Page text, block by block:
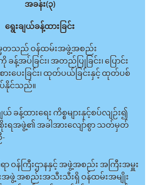
အခန်း(၃)
ရွေးချယ်ခန့်ထားခြင်း
မတသည် ဝန်ထမ်းအဖွဲ့အစည်း
ခန့်အပ်ခြင်း၊ အတည်ပြုခြင်း၊ ပြောင်း
စားပေးခြင်း၊ ထုတ်ပယ်ခြင်းနှင့် ထုတ်ပစ်
ပ်နိုင်သည်။
ယ် ခန့်ထားရေး ကိစ္စများနှင့်စပ်လျဉ်း၍
းရအဖွဲ့၏ အခါအားလျော်စွာ သတ်မှတ်
-
ဝန်ကြီးဌာနနှင့် အဖွဲ့အစည်း အကြီးအမှူး
ဖွဲ့ အစည်းအသီးသီးရှိ ဝန်ထမ်းအမျိုး